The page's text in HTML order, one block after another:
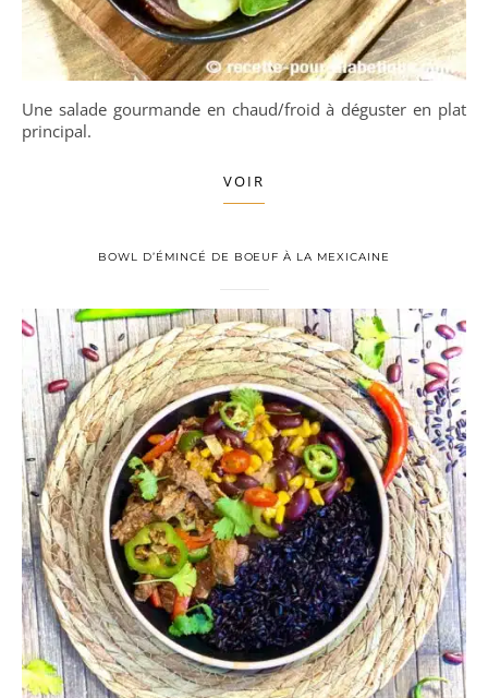
Une salade gourmande en chaud/froid à déguster en plat
principal.
VOIR
BOWL D’ÉMINCÉ DE BOEUF À LA MEXICAINE